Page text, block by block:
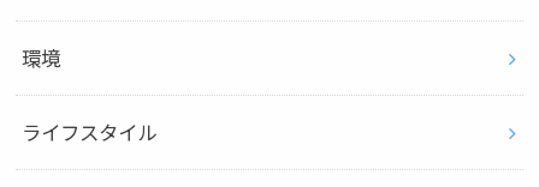
環境
ライフスタイル